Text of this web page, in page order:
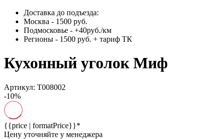
Доставка до подъезда:
Москва - 1500 руб.
Подмосковье - +40руб./км
Регионы - 1500 руб. + тариф ТК
Кухонный уголок Миф
Артикул: Т008002
-10%
{{price | formatPrice}}*
Цену уточняйте у менеджера